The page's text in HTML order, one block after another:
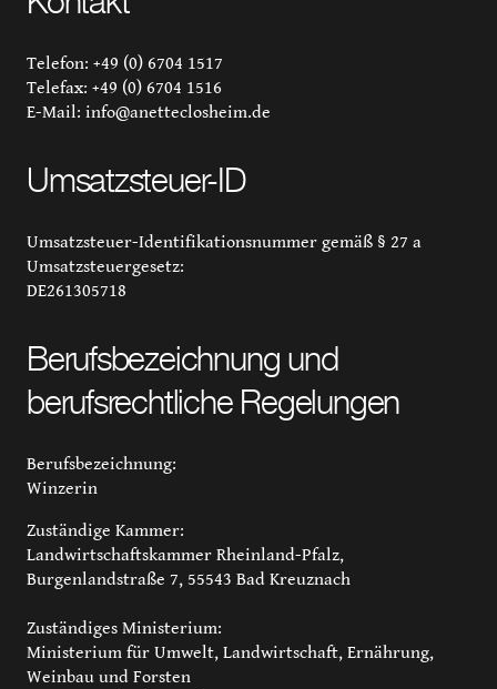
Telefon: +49 (0) 6704 1517
Telefax: +49 (0) 6704 1516
E-Mail: info@anetteclosheim.de
Umsatzsteuer-ID
Umsatzsteuer-Identifikationsnummer gemäß § 27 a
Umsatzsteuergesetz:
DE261305718
Berufsbezeichnung und
berufsrechtliche Regelungen
Berufsbezeichnung:
Winzerin
Zuständige Kammer:
Landwirtschaftskammer Rheinland-Pfalz,
Burgenlandstraße 7, 55543 Bad Kreuznach
Zuständiges Ministerium:
Ministerium für Umwelt, Landwirtschaft, Ernährung,
Weinbau und Forsten